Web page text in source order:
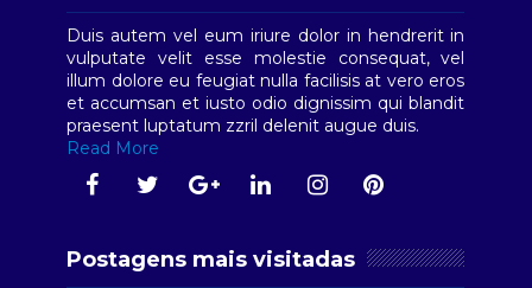
Duis autem vel eum iriure dolor in hendrerit in
vulputate velit esse molestie consequat, vel
illum dolore eu feugiat nulla facilisis at vero eros
et accumsan et iusto odio dignissim qui blandit
praesent luptatum zzril delenit augue duis.
Read More
Postagens mais visitadas